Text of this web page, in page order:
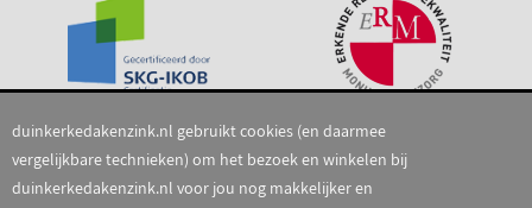
duinkerkedakenzink.nl gebruikt cookies (en daarmee
vergelijkbare technieken) om het bezoek en winkelen bij
duinkerkedakenzink.nl voor jou nog makkelijker en